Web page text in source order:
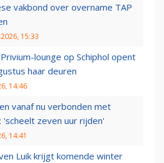
vakbond over overname TAP
15:33
lounge op Schiphol opent
haar deuren
14:46
vanaf nu verbonden met
'scheelt zeven uur rijden'
14:41
Luik krijgt komende winter